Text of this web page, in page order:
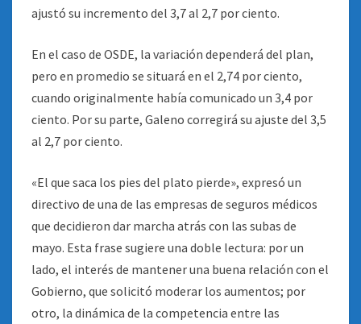
ajustó su incremento del 3,7 al 2,7 por ciento.
En el caso de OSDE, la variación dependerá del plan,
pero en promedio se situará en el 2,74 por ciento,
cuando originalmente había comunicado un 3,4 por
ciento. Por su parte, Galeno corregirá su ajuste del 3,5
al 2,7 por ciento.
«El que saca los pies del plato pierde», expresó un
directivo de una de las empresas de seguros médicos
que decidieron dar marcha atrás con las subas de
mayo. Esta frase sugiere una doble lectura: por un
lado, el interés de mantener una buena relación con el
Gobierno, que solicitó moderar los aumentos; por
otro, la dinámica de la competencia entre las